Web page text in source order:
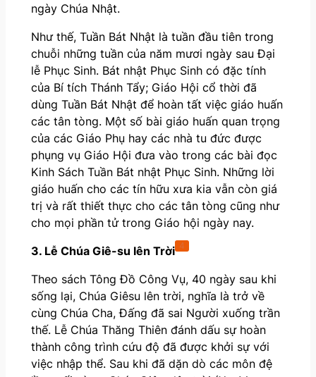
ngày Chúa Nhật.
Như thế, Tuần Bát Nhật là tuần đầu tiên trong
chuỗi những tuần của năm mươi ngày sau Đại
lễ Phục Sinh. Bát nhật Phục Sinh có đặc tính
của Bí tích Thánh Tẩy; Giáo Hội cổ thời đã
dùng Tuần Bát Nhật để hoàn tất việc giáo huấn
các tân tòng. Một số bài giáo huấn quan trọng
của các Giáo Phụ hay các nhà tu đức được
phụng vụ Giáo Hội đưa vào trong các bài đọc
Kinh Sách Tuần Bát nhật Phục Sinh. Những lời
giáo huấn cho các tín hữu xưa kia vẫn còn giá
trị và rất thiết thực cho các tân tòng cũng như
cho mọi phần tử trong Giáo hội ngày nay.
3. Lễ Chúa Giê-su lên Trời 4
Theo sách Tông Đồ Công Vụ, 40 ngày sau khi
sống lại, Chúa Giêsu lên trời, nghĩa là trở về
cùng Chúa Cha, Đấng đã sai Người xuống trần
thế. Lễ Chúa Thăng Thiên đánh dấu sự hoàn
thành công trình cứu độ đã được khởi sự với
việc nhập thể. Sau khi đã dặn dò các môn đệ